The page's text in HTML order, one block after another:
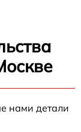
нами детали